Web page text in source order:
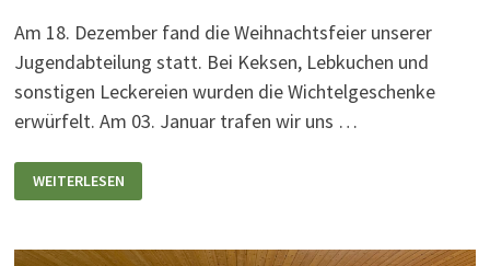
Am 18. Dezember fand die Weihnachtsfeier unserer
Jugendabteilung statt. Bei Keksen, Lebkuchen und
sonstigen Leckereien wurden die Wichtelgeschenke
erwürfelt. Am 03. Januar trafen wir uns …
WEIHNACHTSFEIER
UND
NEUJAHRSTREFFEN
WEITERLESEN